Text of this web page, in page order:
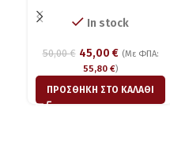
In stock
50,00€ 45,00 € (Με ΦΠΑ:
55,80 €)
ΠΡΟΣΘΉΚΗ ΣΤΟ ΚΑΛΆΘΙ